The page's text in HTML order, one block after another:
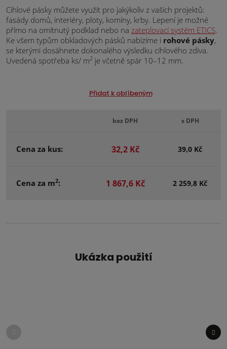
Cihlové pásky můžete využít pro jakýkoliv z vašich projektů:
fasády domů, interiéry, ploty, komíny, krby. Lepení je možné
přímo na omítnutý podklad nebo na zateplovací systém ETICS.
Ke všem typům obkladových pásků nabízíme i rohové pásky,
se kterými dosáhnete dokonalého výsledku cihlového zdiva.
Uvedená spotřeba ks/ m2 je včetně spár 10–12 mm.
Přidat k oblíbeným
bez DPH s DPH
Cena za kus: 32,2 Kč 39,0 Kč
Cena za m2: 1 867,6 Kč 2 259,8 Kč
Ukázka použití